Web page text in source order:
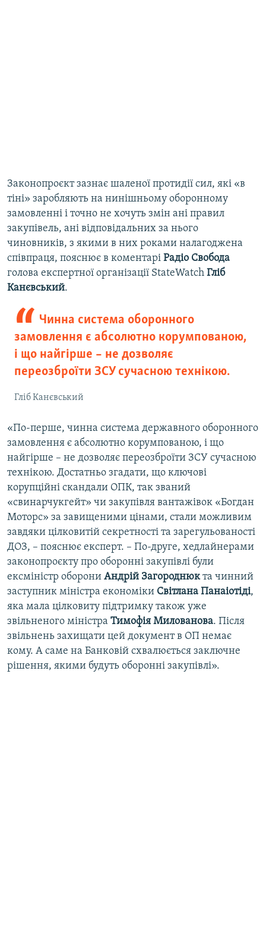
Законопроєкт зазнає шаленої протидії сил, які «в
тіні» заробляють на нинішньому оборонному
замовленні і точно не хочуть змін ані правил
закупівель, ані відповідальних за нього
чиновників, з якими в них роками налагоджена
співпраця, пояснює в коментарі Радіо Свобода
голова експертної організації StateWatch Гліб
Канєвський.
Чинна система оборонного
замовлення є абсолютно корумпованою,
і що найгірше – не дозволяє
переозброїти ЗСУ сучасною технікою.
Гліб Канєвський
«По-перше, чинна система державного оборонного
замовлення є абсолютно корумпованою, і що
найгірше – не дозволяє переозброїти ЗСУ сучасною
технікою. Достатньо згадати, що ключові
корупційні скандали ОПК, так званий
«свинарчукгейт» чи закупівля вантажівок «Богдан
Моторс» за завищеними цінами, стали можливим
завдяки цілковитій секретності та зарегульованості
ДОЗ, – пояснює експерт. – По-друге, хедлайнерами
законопроєкту про оборонні закупівлі були
ексміністр оборони Андрій Загороднюкта чинний
заступник міністра економіки Світлана Панаіотіді,
яка мала цілковиту підтримку також уже
звільненого міністра Тимофія Милованова. Після
звільнень захищати цей документ в ОП немає
кому. А саме на Банковій схвалюється заключне
рішення, якими будуть оборонні закупівлі».